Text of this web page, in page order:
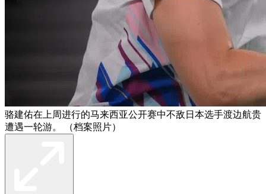
骆建佑在上周进行的马来西亚公开赛中不敌日本选手渡边航贵
遭遇一轮游。 （档案照片）